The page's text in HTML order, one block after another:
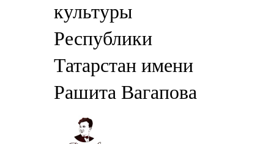
культуры
Республики
Татарстан имени
Рашита Вагапова